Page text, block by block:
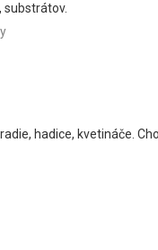
substrátov.
hadice, kvetináče.